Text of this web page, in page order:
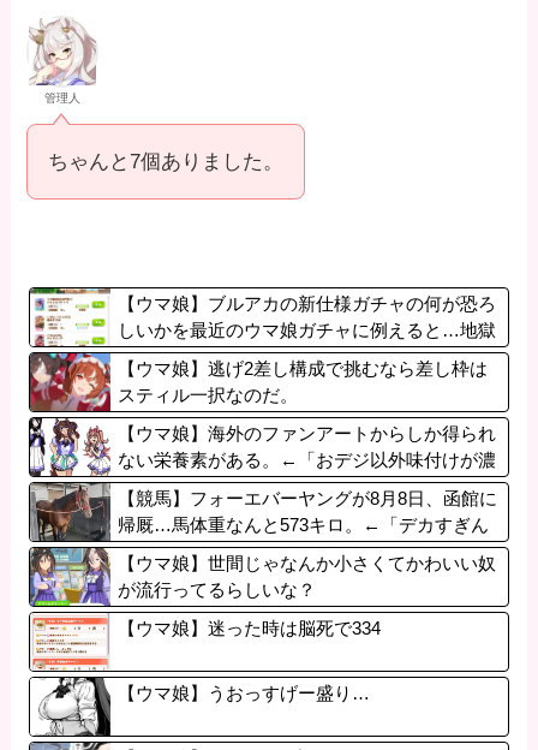
管理人
ちゃんと7個ありました。
【ウマ娘】ブルアカの新仕様ガチャの何が恐ろ
しいかを最近のウマ娘ガチャに例えると…地獄
だな？
【ウマ娘】逃げ2差し構成で挑むなら差し枠は
スティル一択なのだ。
【ウマ娘】海外のファンアートからしか得られ
ない栄養素がある。←「おデジ以外味付けが濃
いな…」
【競馬】フォーエバーヤングが8月8日、函館に
帰厩…馬体重なんと573キロ。←「デカすぎん
だろ…」
【ウマ娘】世間じゃなんか小さくてかわいい奴
が流行ってるらしいな？
【ウマ娘】迷った時は脳死で334
【ウマ娘】うおっすげー盛り…